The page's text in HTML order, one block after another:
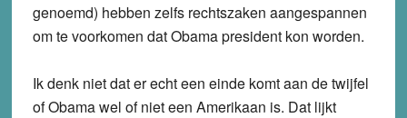
genoemd) hebben zelfs rechtszaken aangespannen
om te voorkomen dat Obama president kon worden.
Ik denk niet dat er echt een einde komt aan de twijfel
of Obama wel of niet een Amerikaan is. Dat lijkt